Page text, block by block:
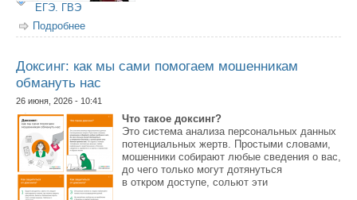
ЕГЭ. ГВЭ
Подробнее
русскому языку на 100 баллов
Доксинг: как мы сами помогаем мошенникам
обмануть нас
26 июня, 2026 - 10:41
Что такое доксинг?
Это система анализа персональных данных
потенциальных жертв. Простыми словами,
мошенники собирают любые сведения о вас,
до чего только могут дотянуться
в откром доступе, сольют эти